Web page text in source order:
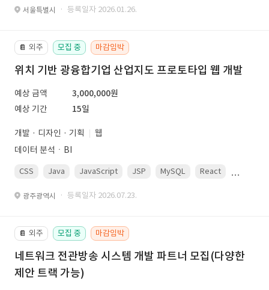
서울특별시 · 등록일자 2026.01.26.
📔 외주 모집 중 마감임박
위치 기반 광융합기업 산업지도 프로토타입 웹 개발
예상 금액
3,000,000원
예상 기간
15일
개발 · 디자인 · 기획
웹
데이터 분석ㆍBI
CSS Java JavaScript JSP MySQL React
광주광역시 · 등록일자 2026.07.23.
📔 외주 모집 중 마감임박
네트워크 전관방송 시스템 개발 파트너 모집(다양한
제안 트랙 가능)